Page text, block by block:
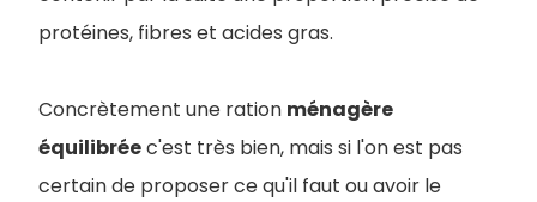
protéines, fibres et acides gras.
Concrètement une ration ménagère
équilibréec'est très bien, mais si l'on est pas
certain de proposer ce qu'il faut ou avoir le